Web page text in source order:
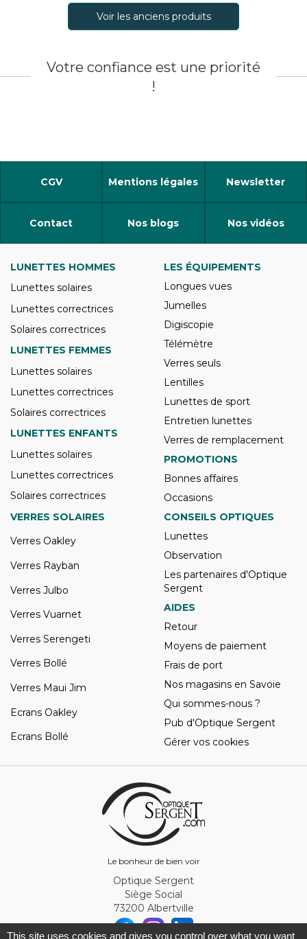
Voir les anciens produits
Votre confiance est une priorité
!
CGV Mentions légales Newsletter
Contact Nos blogs Nos vidéos
Le bonheur de bien voir
LUNETTES HOMMES
Lunettes solaires
Lunettes correctrices
Solaires correctrices
LUNETTES FEMMES
Lunettes solaires
Lunettes correctrices
Solaires correctrices
LUNETTES ENFANTS
Lunettes solaires
Lunettes correctrices
Solaires correctrices
LES ÉQUIPEMENTS
Longues vues
Jumelles
Digiscopie
Télémètre
Verres seuls
Lentilles
Lunettes de sport
Entretien lunettes
Verres de remplacement
PROMOTIONS
Bonnes affaires
Occasions
VERRES SOLAIRES
Verres Oakley
Verres Rayban
Verres Julbo
Verres Vuarnet
Verres Serengeti
Verres Bollé
Verres Maui Jim
Ecrans Oakley
Ecrans Bollé
CONSEILS OPTIQUES
Lunettes
Observation
Les partenaires d'Optique
Sergent
AIDES
Retour
Moyens de paiement
Frais de port
Nos magasins en Savoie
Qui sommes-nous ?
Pub d'Optique Sergent
Gérer vos cookies
Optique Sergent
Siège Social
73200 Albertville
This site uses cookies and gives you control over what you want